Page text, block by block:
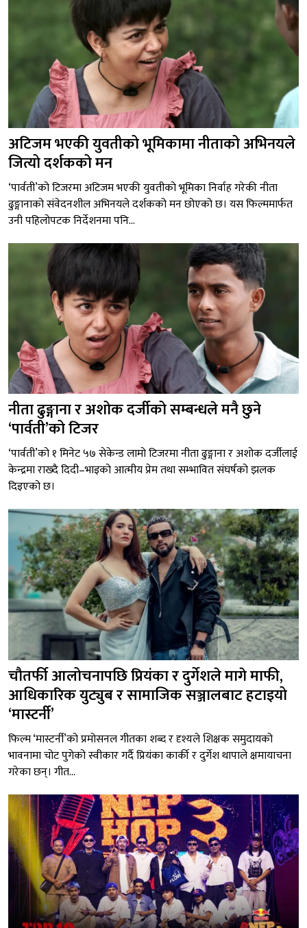
अटिजम भएकी युवतीको भूमिकामा नीताको अभिनयले
जित्यो दर्शकको मन
‘पार्वती’को टिजरमा अटिजम भएकी युवतीको भूमिका निर्वाह गरेकी नीता
ढुङ्गानाको संवेदनशील अभिनयले दर्शकको मन छोएको छ। यस फिल्ममार्फत
उनी पहिलोपटक निर्देशनमा पनि...
नीता ढुङ्गाना र अशोक दर्जीको सम्बन्धले मनै छुने
‘पार्वती’को टिजर
‘पार्वती’को १ मिनेट ५७ सेकेन्ड लामो टिजरमा नीता ढुङ्गाना र अशोक दर्जीलाई
केन्द्रमा राख्दै दिदी–भाइको आत्मीय प्रेम तथा सम्भावित संघर्षको झलक
दिइएको छ।
चौतर्फी आलोचनापछि प्रियंका र दुर्गेशले मागे माफी,
आधिकारिक युट्युब र सामाजिक सञ्जालबाट हटाइयो
‘मास्टर्नी’
फिल्म ‘मास्टर्नी’को प्रमोसनल गीतका शब्द र दृश्यले शिक्षक समुदायको
भावनामा चोट पुगेको स्वीकार गर्दै प्रियंका कार्की र दुर्गेश थापाले क्षमायाचना
गरेका छन्। गीत...